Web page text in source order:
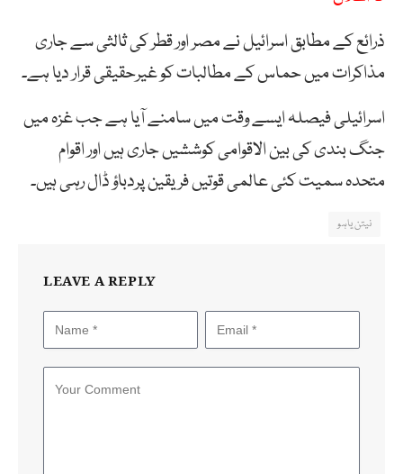
ذرائع کے مطابق اسرائیل نے مصر اور قطر کی ثالثی سے جاری
مذاکرات میں حماس کے مطالبات کو غیرحقیقی قرار دیا ہے۔
اسرائیلی فیصلہ ایسے وقت میں سامنے آیا ہے جب غزہ میں
جنگ بندی کی بین الاقوامی کوششیں جاری ہیں اور اقوام
متحدہ سمیت کئی عالمی قوتیں فریقین پردباؤ ڈال رہی ہیں۔
نیتن یاہو
LEAVE A REPLY